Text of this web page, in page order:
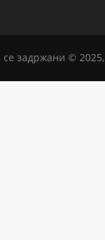
се задржани © 2025,